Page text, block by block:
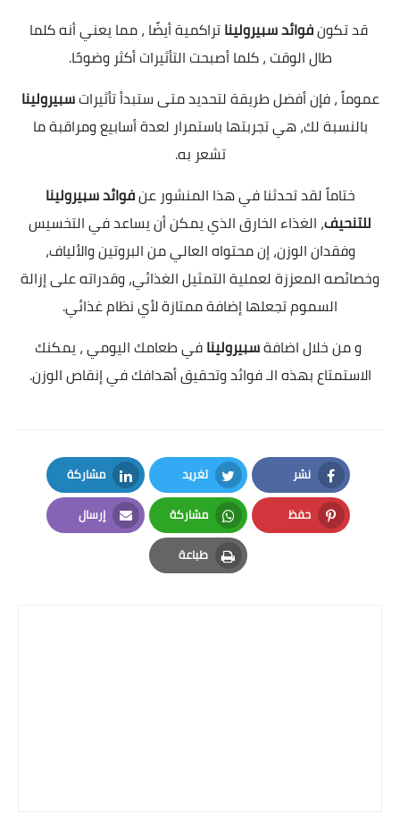
قد تكونفوائد سبيروليناتراكمية أيضًا ، مما يعني أنه كلما
طال الوقت ، كلما أصبحت التأثيرات أكثر وضوحًا.
عموماً ، فإن أفضل طريقة لتحديد متى ستبدأ تأثيراتسبيرولينا
بالنسبة لك، هي تجربتها باستمرار لعدة أسابيع ومراقبة ما
تشعر به.
ختاماً لقد تحدثنا في هذا المنشور عنفوائد سبيرولينا
للتنحيف، الغذاء الخارق الذي يمكن أن يساعد في التخسيس
وفقدان الوزن، إن محتواه العالي من البروتين والألياف،
وخصائصه المعززة لعملية التمثيل الغذائي، وقدراته على إزالة
السموم تجعلها إضافة ممتازة لأي نظام غذائي.
و من خلال اضافةسبيرولينافي طعامك اليومي ، يمكنك
الاستمتاع بهذه الـ فوائد وتحقيق أهدافك في إنقاص الوزن.
نشر
Facebook
تغريد
Twitter
مشاركة
LinkedIn
حفظ
Pinterest
مشاركة
Whatsapp
إرسال
Email
طباعة
Print